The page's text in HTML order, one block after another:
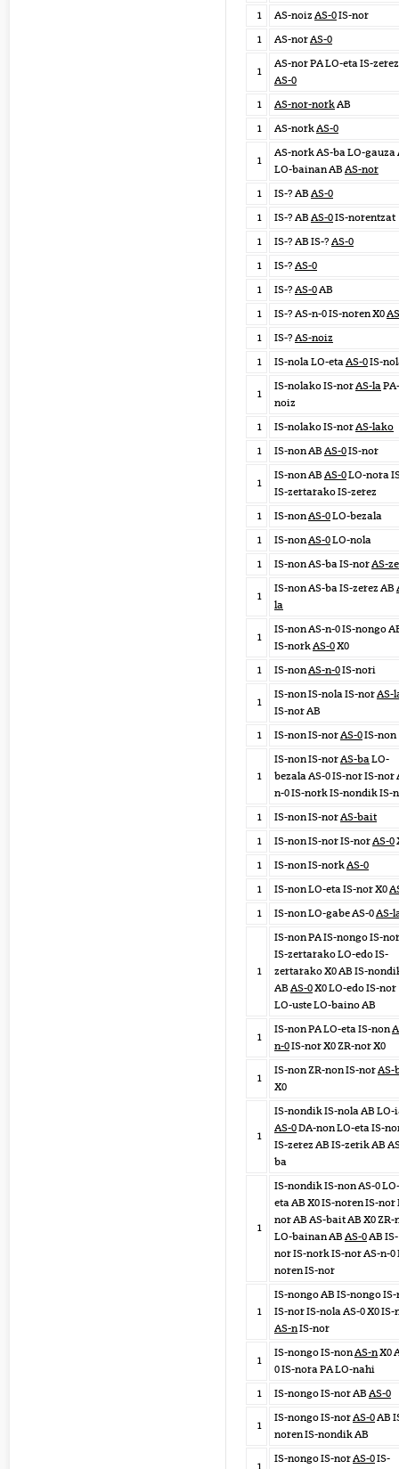
1 AS-noiz AS-0IS-nor
1
AS-norAS-0
1
AS-nor PA LO-eta IS-zerez
AS-0
1
AS-nor-norkAB
1
AS-norkAS-0
1
AS-nork AS-ba LO-gauza
LO-bainan AB AS-nor
1
IS-? AB AS-0
1
IS-? AB AS-0IS-norentzat
1
IS-? AB IS-? AS-0
1
IS-? AS-0
1
IS-? AS-0AB
1
IS-? AS-n-0 IS-noren X0
1
IS-? AS-noiz
1
IS-nola LO-etaAS-0IS-
1
IS-nolako IS-norAS-laPA-
noiz
1
IS-nolako IS-norAS-lako
1
IS-non AB AS-0IS-nor
1
IS-non AB AS-0LO-nora
IS-zertarako IS-zerez
1
IS-nonAS-0LO-bezala
1
IS-nonAS-0LO-nola
1
IS-non AS-ba IS-norAS-
1
IS-non AS-ba IS-zerez AB
la
1
IS-non AS-n-0 IS-nongo
IS-norkAS-0X0
1
IS-nonAS-n-0IS-nori
1
IS-non IS-nola IS-norAS-
IS-nor AB
1
IS-non IS-norAS-0IS-non
1
IS-non IS-norAS-baLO-
bezala AS-0 IS-nor IS-nor
n-0 IS-nork IS-nondik IS-
1
IS-non IS-norAS-bait
1
IS-non IS-nor IS-norAS-0
1
IS-non IS-norkAS-0
1
IS-non LO-eta IS-nor X0
1
IS-non LO-gabe AS-0AS-
1
IS-non PA IS-nongo IS-
IS-zertarako LO-edo IS-
zertarako X0 AB IS-
AB AS-0X0 LO-edo IS-nor
LO-uste LO-baino AB
1
IS-non PA LO-eta IS-non
n-0IS-nor X0 ZR-nor X0
1
IS-non ZR-non IS-norAS-
X0
1
IS-nondik IS-nola AB LO-
AS-0DA-non LO-eta IS-
IS-zerez AB IS-zerik AB
ba
1
IS-nondik IS-non AS-0 LO-
eta AB X0 IS-noren IS-nor
nor AB AS-bait AB X0 ZR-
LO-bainan AB AS-0AB IS-
nor IS-nork IS-nor AS-n-0
noren IS-nor
1
IS-nongo AB IS-nongo
IS-nor IS-nola AS-0 X0 IS-
AS-nIS-nor
1
IS-nongo IS-nonAS-nX0
0 IS-nora PA LO-nahi
1
IS-nongo IS-nor AB AS-0
1
IS-nongo IS-norAS-0AB
noren IS-nondik AB
1
IS-nongo IS-norAS-0IS-